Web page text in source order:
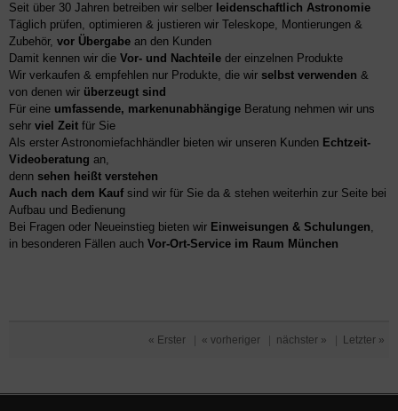
Seit über 30 Jahren betreiben wir selber leidenschaftlich Astronomie
Täglich prüfen, optimieren & justieren wir Teleskope, Montierungen &
Zubehör, vor Übergabe an den Kunden
Damit kennen wir die Vor- und Nachteile der einzelnen Produkte
Wir verkaufen & empfehlen nur Produkte, die wir selbst verwenden &
von denen wir überzeugt sind
Für eine umfassende, markenunabhängige Beratung nehmen wir uns
sehr viel Zeit für Sie
Als erster Astronomiefachhändler bieten wir unseren Kunden Echtzeit-
Videoberatung an,
denn sehen heißt verstehen
Auch nach dem Kaufsind wir für Sie da & stehen weiterhin zur Seite bei
Aufbau und Bedienung
Bei Fragen oder Neueinstieg bieten wir Einweisungen & Schulungen,
in besonderen Fällen auch Vor-Ort-Service im Raum München
« Erster « vorheriger nächster » Letzter »